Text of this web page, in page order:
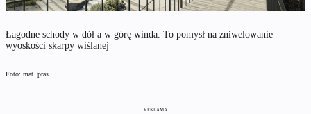
Łagodne schody w dół a w górę winda. To pomysł na zniwelowanie
wyoskości skarpy wiślanej
Foto: mat. pras.
REKLAMA